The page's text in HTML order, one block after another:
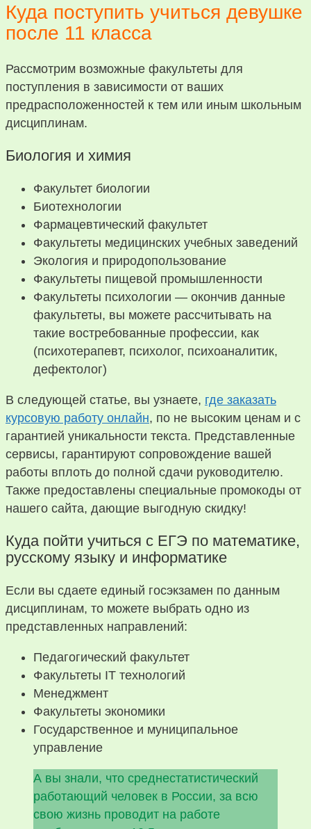
Куда поступить учиться девушке
после 11 класса
Рассмотрим возможные факультеты для
поступления в зависимости от ваших
предрасположенностей к тем или иным школьным
дисциплинам.
Биология и химия
Факультет биологии
Биотехнологии
Фармацевтический факультет
Факультеты медицинских учебных заведений
Экология и природопользование
Факультеты пищевой промышленности
Факультеты психологии — окончив данные
факультеты, вы можете рассчитывать на
такие востребованные профессии, как
(психотерапевт, психолог, психоаналитик,
дефектолог)
В следующей статье, вы узнаете, где заказать
курсовую работу онлайн, по не высоким ценам и с
гарантией уникальности текста. Представленные
сервисы, гарантируют сопровождение вашей
работы вплоть до полной сдачи руководителю.
Также предоставлены специальные промокоды от
нашего сайта, дающие выгодную скидку!
Куда пойти учиться с ЕГЭ по математике,
русскому языку и информатике
Если вы сдаете единый госэкзамен по данным
дисциплинам, то можете выбрать одно из
представленных направлений:
Педагогический факультет
Факультеты IT технологий
Менеджмент
Факультеты экономики
Государственное и муниципальное
управление
А вы знали, что среднестатистический
работающий человек в России, за всю
свою жизнь проводит на работе